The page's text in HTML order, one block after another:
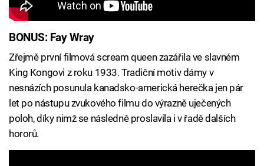
BONUS: Fay Wray
Zřejmě první filmová scream queen zazářila ve slavném
King Kongovi z roku 1933. Tradiční motiv dámy v
nesnázích posunula kanadsko-americká herečka jen pár
let po nástupu zvukového filmu do výrazně uječených
poloh, díky nimž se následně proslavila i v řadě dalších
hororů.